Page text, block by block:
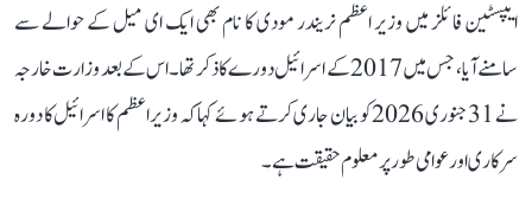
ایپسٹین فائلز میں وزیر اعظم نریندر مودی کا نام بھی ایک ای میل کے حوالے سے
سامنے آیا، جس میں 2017 کے اسرائیل دورے کا ذکر تھا۔ اس کے بعد وزارت خارجہ
نے 31 جنوری 2026 کو بیان جاری کرتے ہوئے کہا کہ وزیر اعظم کا اسرائیل کا دورہ
سرکاری اور عوامی طور پر معلوم حقیقت ہے۔